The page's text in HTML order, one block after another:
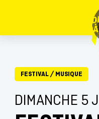
FESTIVAL/ MUSIQUE
DIMANCHE 5